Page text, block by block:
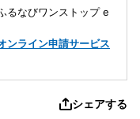
るなびワンストップ e
ンライン申請サービス
シェアする